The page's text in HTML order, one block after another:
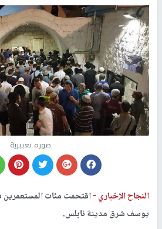
صورة تعبيرية
النجاح الإخباري -اقتحمت مئات المستعمرين
يوسف شرق مدينة نابلس.